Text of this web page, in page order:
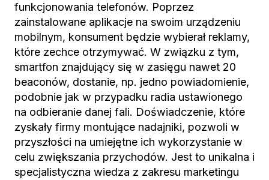
funkcjonowania telefonów. Poprzez
zainstalowane aplikacje na swoim urządzeniu
mobilnym, konsument będzie wybierał reklamy,
które zechce otrzymywać. W związku z tym,
smartfon znajdujący się w zasięgu nawet 20
beaconów, dostanie, np. jedno powiadomienie,
podobnie jak w przypadku radia ustawionego
na odbieranie danej fali. Doświadczenie, które
zyskały firmy montujące nadajniki, pozwoli w
przyszłości na umiejętne ich wykorzystanie w
celu zwiększania przychodów. Jest to unikalna i
specjalistyczna wiedza z zakresu marketingu